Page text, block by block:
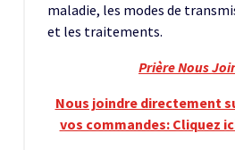
maladie, les modes de
et les traitements.
Prière Nous
Nous joindre directement
vos commandes: Cliquez